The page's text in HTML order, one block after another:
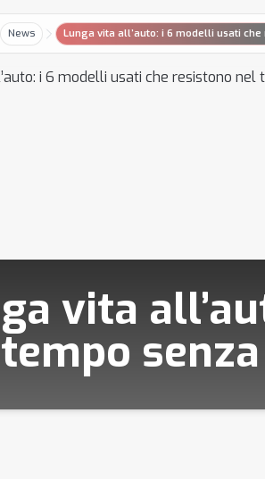
News Lunga vita all’auto: i 6 modelli usati
vita